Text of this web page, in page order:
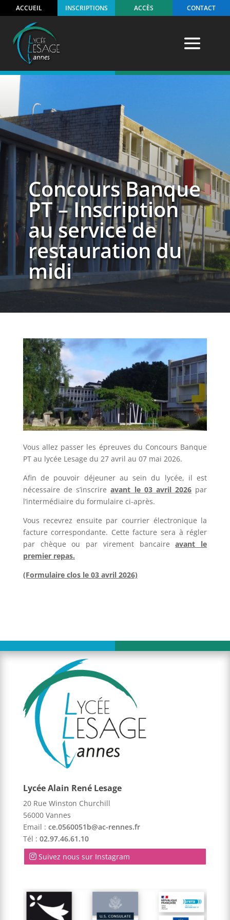
ACCUEIL INSCRIPTIONS ACCÈS CONTACT
Concours Banque
PT – Inscription
au service de
restauration du
midi
Vous allez passer les épreuves du Concours Banque
PT au lycée Lesage du 27 avril au 07 mai 2026.
Afin de pouvoir déjeuner au sein du lycée, il est
nécessaire de s’inscrireavant le 03 avril 2026 par
l’intermédiaire du formulaire ci-après.
Vous recevrez ensuite par courrier électronique la
facture correspondante. Cette facture sera à régler
par chèque ou par virement bancaireavant le
premier repas.
(Formulaire clos le 03 avril 2026)
Lycée Alain René Lesage
20 Rue Winston Churchill
56000 Vannes
Email : ce.0560051b@ac-rennes.fr
Tél : 02.97.46.61.10
Suivez nous sur Instagram